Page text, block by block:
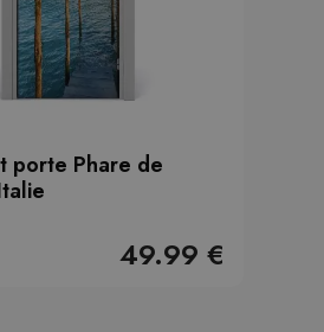
porte Phare de
49.99 €